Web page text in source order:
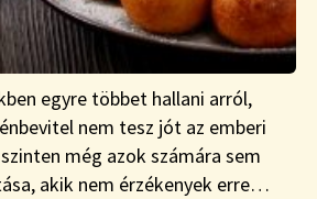
egyre többet hallani arról,
nem tesz jót az emberi
még azok számára sem
akik nem érzékenyek erre…